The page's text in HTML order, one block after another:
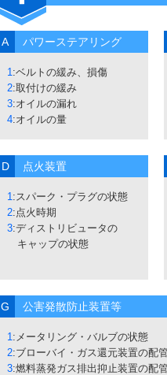
A パワーステアリング
1:ベルトの緩み、損傷
2:取付けの緩み
3:オイルの漏れ
4:オイルの量
D 点火装置
1:スパーク・プラグの状態
2:点火時期
3:ディストリビュータの
キャップの状態
G 公害発散防止装置等
1:メータリング・バルブの状態
2:ブローバイ・ガス還元装置の配
3:燃料蒸発ガス排出抑止装置の配